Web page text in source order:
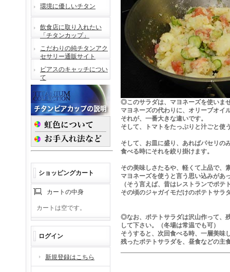
環境に優しいチタン
飲食店に取り入れたい
「チタンカップ」
こだわりの純チタンアク
セサリー通販サイト
ピアスのキャッチについ
て
ショッピングカート
カートの中身
カートは空です。
ログイン
新規登録はこちら
◎このサラダは、マヨネーズを使いま
マヨネーズの代わりに、オリーブオイ
それが、一番大きな違いです。
そして、トマトをたっぷりと汁ごと使
そして、お皿に盛り、あればパセリの
食べる時にそれを絞り掛けます。
その美味しさたるや、軽くて上品で、
マヨネーズを使うと言う思い込みがあ
（そう言えば、昔はレストランでポ
その頃のジャガイモだけのポテトサラ
◎なお、ポテトサラダは沢山作って、
して下さい。（冬場は常温でも可）
そうすると、次回食べる時、一層美味
残ったポテトサラダを、昼食などの主